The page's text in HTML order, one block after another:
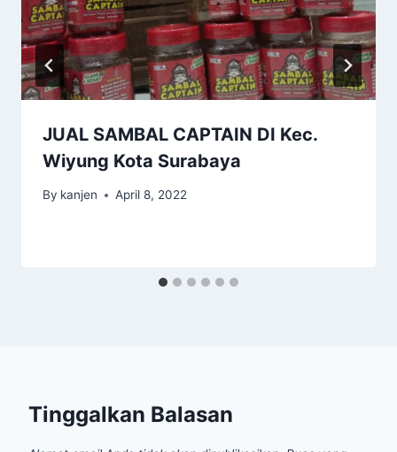
JUAL SAMBAL CAPTAIN DI Kec.
Wiyung Kota Surabaya
By kanjen April 8, 2022
Tinggalkan Balasan